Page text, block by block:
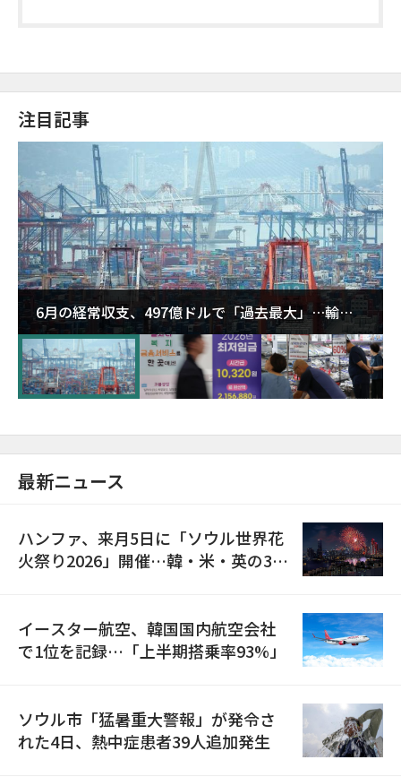
注目記事
6月の経常収支、497億ドルで「過去最大」…輸出
が初の1000億ドル突破
最新ニュース
ハンファ、来月5日に「ソウル世界花
火祭り2026」開催…韓・米・英の3カ
イースター航空、韓国国内航空会社
で1位を記録…「上半期搭乗率93%」
ソウル市「猛暑重大警報」が発令さ
れた4日、熱中症患者39人追加発生